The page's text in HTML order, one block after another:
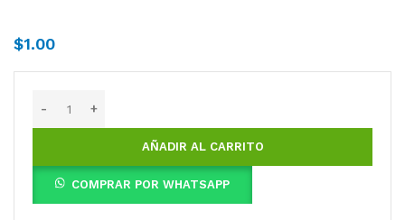
$1.00
AÑADIR AL CARRITO
COMPRAR POR WHATSAPP